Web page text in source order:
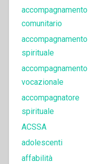
accompagnamento
comunitario
accompagnamento
spirituale
accompagnamento
vocazionale
accompagnatore
spirituale
ACSSA
adolescenti
affabilità